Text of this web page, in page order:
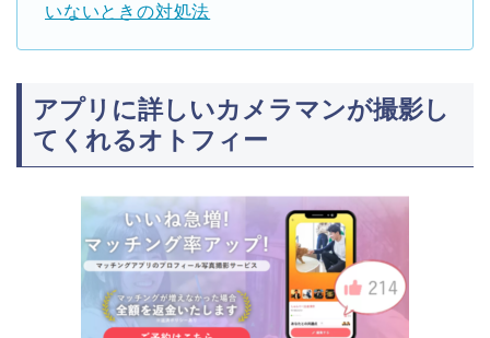
いないときの対処法
アプリに詳しいカメラマンが撮影し
てくれるオトフィー